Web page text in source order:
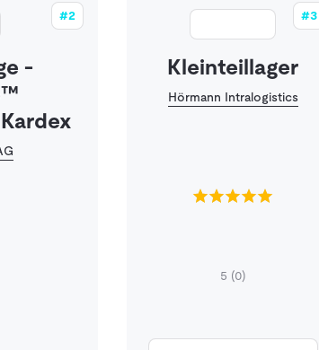
#2
-
#3
Kleinteillager
Hörmann Intralogistics
5 (0)